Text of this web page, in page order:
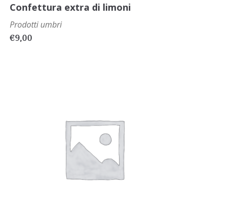
Confettura extra di limoni
Prodotti umbri
€9,00